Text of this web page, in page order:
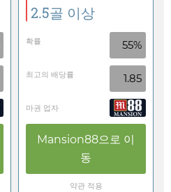
2.5골 이상
확률 55%
최고의 배당률 1.85
마권 업자
Mansion88으로 이
동
약관 적용